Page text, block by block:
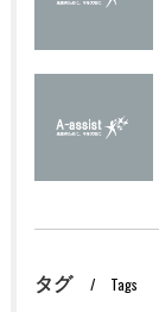
タグ Tags